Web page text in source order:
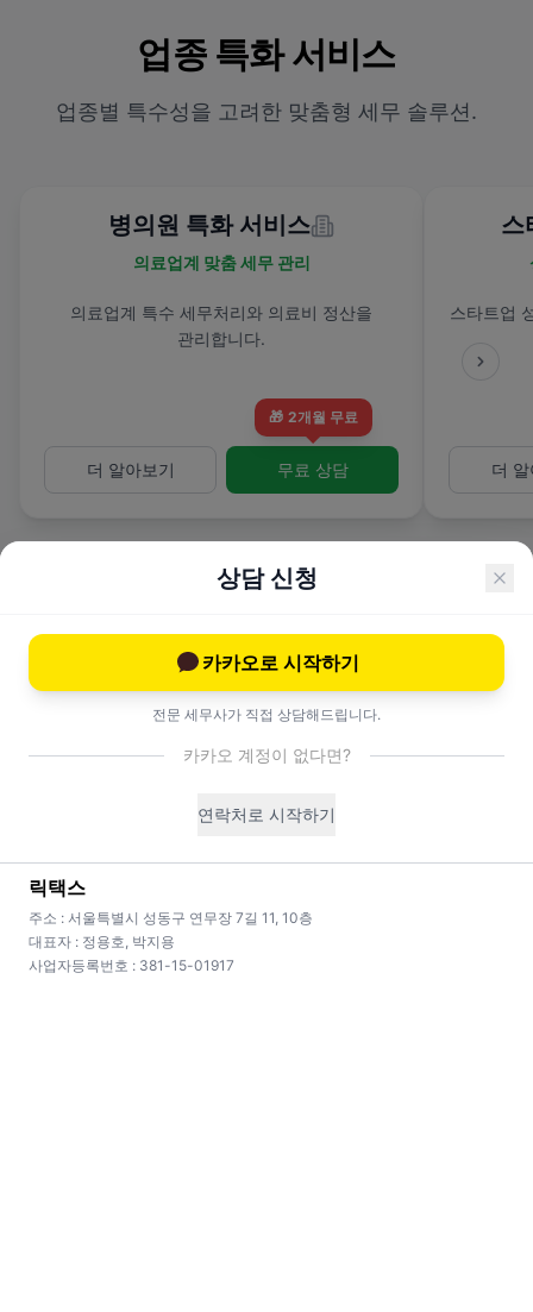
업종 특화 서비스
업종별 특수성을 고려한 맞춤형 세무 솔루션.
병의원 특화 서비스
의료업계 맞춤 세무 관리
의료업계 특수 세무처리와 의료비 정산을
관리합니다.
더 알아보기
🎁 2개월 무료
무료 상담
스
스타트업
더
전문 컨설팅 서비스
고도화된 세무 전략과 이슈 대응.
과다 납부 세금 환급
과거 5년 신고를 재검토하여 놓친 환급 기회를
상담 신청
카카오로 시작하기
전문 세무사가 직접 상담해드립니다.
카카오 계정이 없다면?
연락처로 시작하기
릭택스
주소 : 서울특별시 성동구 연무장 7길 11, 10층
대표자 : 정용호, 박지용
사업자등록번호 : 381-15-01917